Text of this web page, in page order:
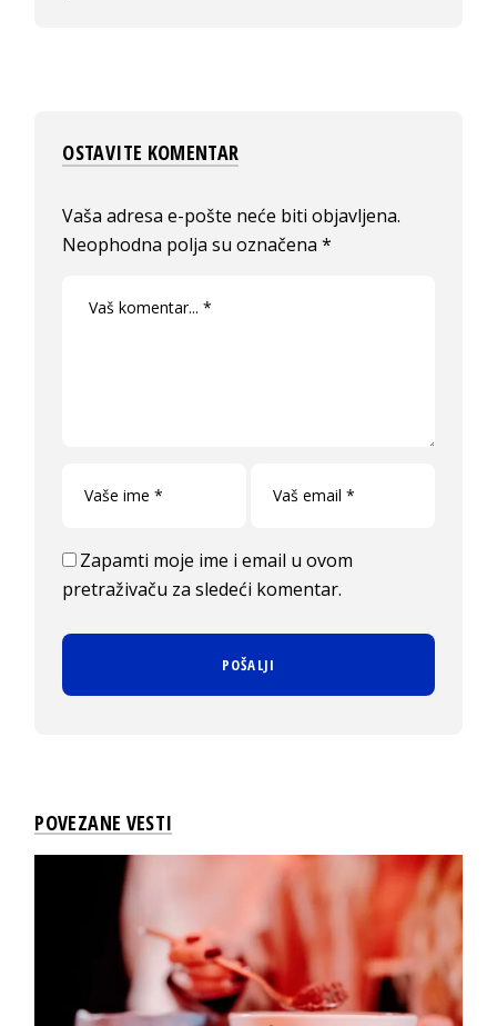
OSTAVITE KOMENTAR
Vaša adresa e-pošte neće biti objavljena.
Neophodna polja su označena*
Zapamti moje ime i email u ovom
pretraživaču za sledeći komentar.
POVEZANE VESTI